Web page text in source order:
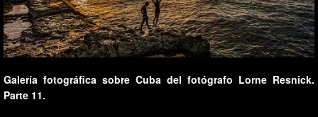
Galería fotográfica sobre Cuba del fotógrafo Lorne Resnick.
Parte 11.